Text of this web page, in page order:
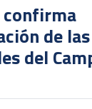
confirma
de las
del